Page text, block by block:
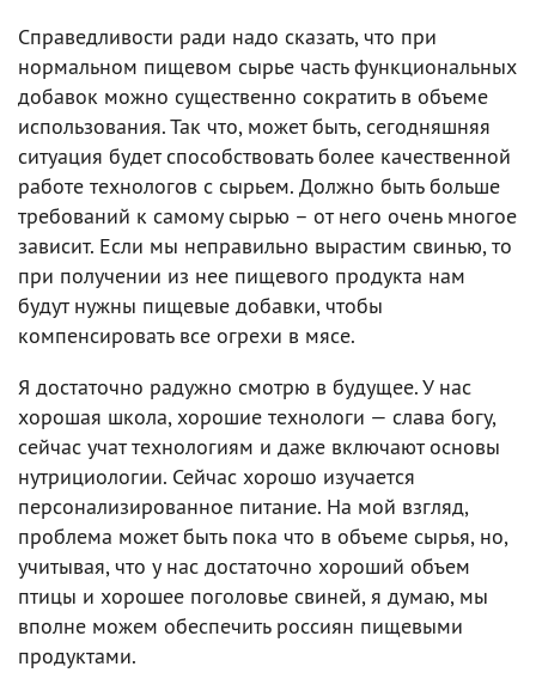
Справедливости ради надо сказать, что при
нормальном пищевом сырье часть функциональных
добавок можно существенно сократить в объеме
использования. Так что, может быть, сегодняшняя
ситуация будет способствовать более качественной
работе технологов с сырьем. Должно быть больше
требований к самому сырью – от него очень многое
зависит. Если мы неправильно вырастим свинью, то
при получении из нее пищевого продукта нам
будут нужны пищевые добавки, чтобы
компенсировать все огрехи в мясе.
Я достаточно радужно смотрю в будущее. У нас
хорошая школа, хорошие технологи — слава богу,
сейчас учат технологиям и даже включают основы
нутрициологии. Сейчас хорошо изучается
персонализированное питание. На мой взгляд,
проблема может быть пока что в объеме сырья, но,
учитывая, что у нас достаточно хороший объем
птицы и хорошее поголовье свиней, я думаю, мы
вполне можем обеспечить россиян пищевыми
продуктами.